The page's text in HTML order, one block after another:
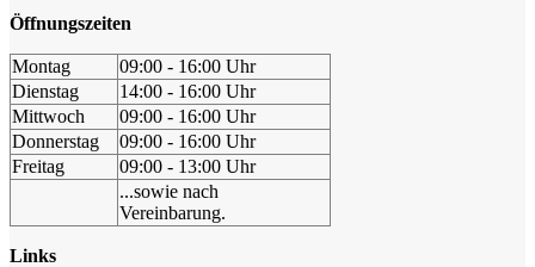
Öffnungszeiten
Montag
09:00 - 16:00 Uhr
Dienstag
14:00 - 16:00 Uhr
Mittwoch
09:00 - 16:00 Uhr
Donnerstag
09:00 - 16:00 Uhr
Freitag
09:00 - 13:00 Uhr
...sowie nach
Vereinbarung.
Links